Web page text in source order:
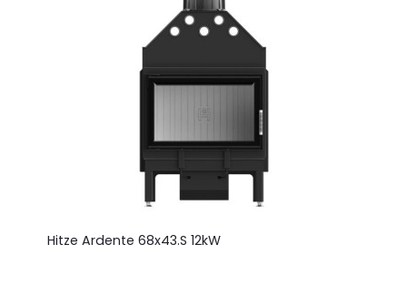
Hitze Ardente 68x43.S 12kW